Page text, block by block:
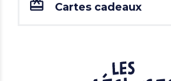
Cartes cadeaux